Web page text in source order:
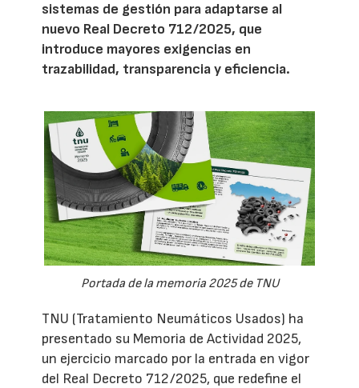
sistemas de gestión para adaptarse al
nuevo Real Decreto 712/2025, que
introduce mayores exigencias en
trazabilidad, transparencia y eficiencia.
Portada de la memoria 2025 de TNU
TNU (Tratamiento Neumáticos Usados) ha
presentado su Memoria de Actividad 2025,
un ejercicio marcado por la entrada en vigor
del Real Decreto 712/2025, que redefine el